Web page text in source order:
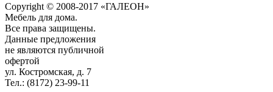
Copyright © 2008-2017 «ГАЛЕОН»
Мебель для дома.
Все права защищены.
Данные предложения
не являются публичной
офертой
ул. Костромская, д. 7
Тел.: (8172) 23-99-11